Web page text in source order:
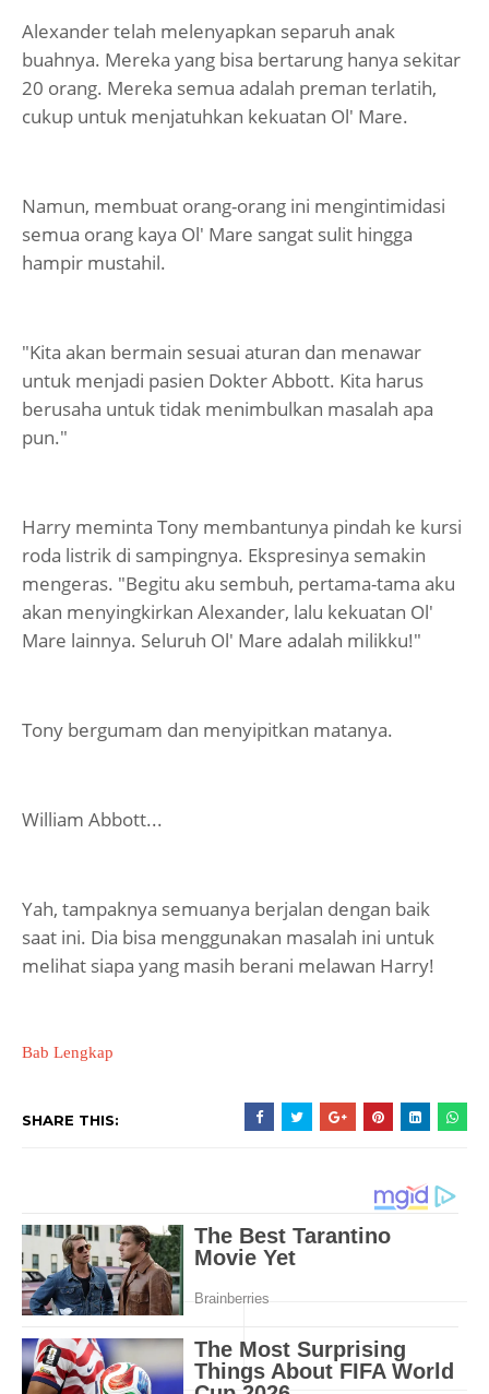
Alexander telah melenyapkan separuh anak
buahnya. Mereka yang bisa bertarung hanya sekitar
20 orang. Mereka semua adalah preman terlatih,
cukup untuk menjatuhkan kekuatan Ol' Mare.
Namun, membuat orang-orang ini mengintimidasi
semua orang kaya Ol' Mare sangat sulit hingga
hampir mustahil.
"Kita akan bermain sesuai aturan dan menawar
untuk menjadi pasien Dokter Abbott. Kita harus
berusaha untuk tidak menimbulkan masalah apa
pun."
Harry meminta Tony membantunya pindah ke kursi
roda listrik di sampingnya. Ekspresinya semakin
mengeras. "Begitu aku sembuh, pertama-tama aku
akan menyingkirkan Alexander, lalu kekuatan Ol'
Mare lainnya. Seluruh Ol' Mare adalah milikku!"
Tony bergumam dan menyipitkan matanya.
William Abbott...
Yah, tampaknya semuanya berjalan dengan baik
saat ini. Dia bisa menggunakan masalah ini untuk
melihat siapa yang masih berani melawan Harry!
Bab Lengkap
SHARE THIS: